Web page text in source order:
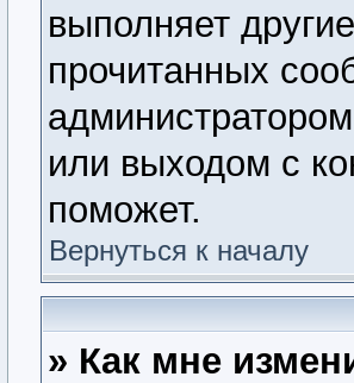
выполняет
прочитанных
или выходом с
поможет.
Вернуться к началу
» Как мне